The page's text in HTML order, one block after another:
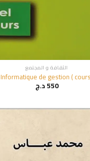
الثقافة و المجتمع
Informatique de gestion (
550د.ج